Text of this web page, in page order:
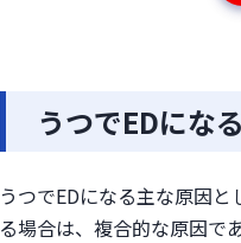
うつでEDにな
うつでEDになる主な原因
る場合は、複合的な原因で